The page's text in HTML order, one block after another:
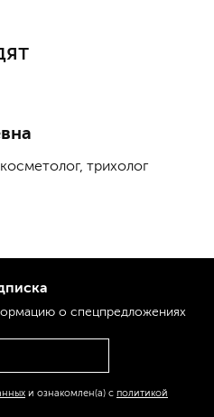
трихолог
о спецпредложениях
и ознакомлен(а) с политикой